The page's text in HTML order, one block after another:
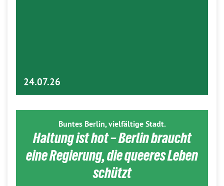
24.07.26
Buntes Berlin, vielfältige Stadt.
Haltung ist hot – Berlin braucht
eine Regierung, die queeres Leben
schützt